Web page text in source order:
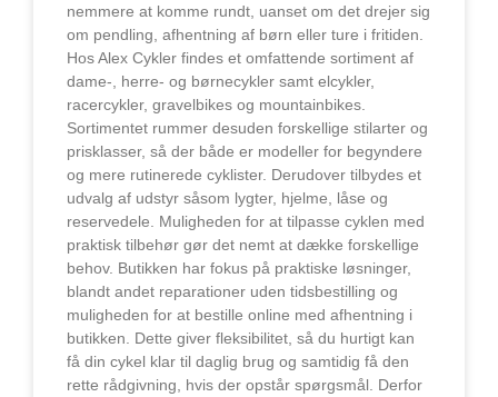
nemmere at komme rundt, uanset om det drejer sig
om pendling, afhentning af børn eller ture i fritiden.
Hos Alex Cykler findes et omfattende sortiment af
dame-, herre- og børnecykler samt elcykler,
racercykler, gravelbikes og mountainbikes.
Sortimentet rummer desuden forskellige stilarter og
prisklasser, så der både er modeller for begyndere
og mere rutinerede cyklister. Derudover tilbydes et
udvalg af udstyr såsom lygter, hjelme, låse og
reservedele. Muligheden for at tilpasse cyklen med
praktisk tilbehør gør det nemt at dække forskellige
behov. Butikken har fokus på praktiske løsninger,
blandt andet reparationer uden tidsbestilling og
muligheden for at bestille online med afhentning i
butikken. Dette giver fleksibilitet, så du hurtigt kan
få din cykel klar til daglig brug og samtidig få den
rette rådgivning, hvis der opstår spørgsmål. Derfor